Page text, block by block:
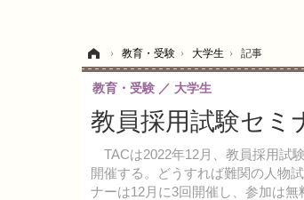
› 教育・受験 › 大学生 › 記事
教員採用試験セミ
TACは2022年12月、教員採用試
開催する。どうすれば難関の人物
ナーは12月に3回開催し、参加は無
教育・受験 大学生